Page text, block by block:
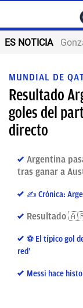
ES NOTICIA
MUNDIAL DE
Resultado
goles del
directo
Argentina
tras ganar a
✍️ Crónica:
Resultado
⚽️ El típico gol
red’
Messi hace